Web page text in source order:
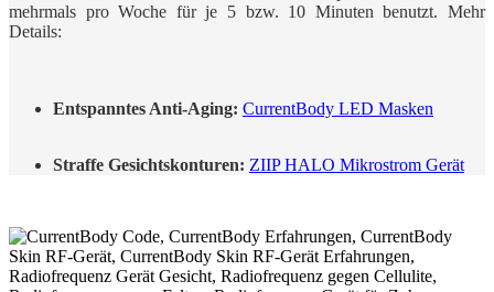
mehrmals pro Woche für je 5 bzw. 10 Minuten benutzt. Mehr
Details:
Entspanntes Anti-Aging: CurrentBody LED Masken
Straffe Gesichtskonturen: ZIIP HALO Mikrostrom Gerät